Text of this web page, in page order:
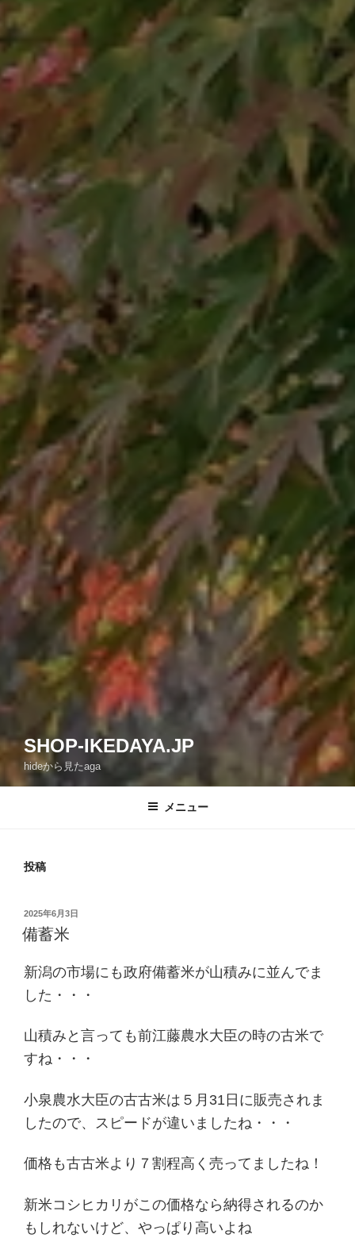
SHOP-IKEDAYA.JP
hideから見たaga
メニュー
投稿
投
稿
日:
2025年6月3日
備蓄米
新潟の市場にも政府備蓄米が山積みに並んでま
した・・・
山積みと言っても前江藤農水大臣の時の古米で
すね・・・
小泉農水大臣の古古米は５月31日に販売されま
したので、スピードが違いましたね・・・
価格も古古米より７割程高く売ってましたね！
新米コシヒカリがこの価格なら納得されるのか
もしれないけど、やっぱり高いよね